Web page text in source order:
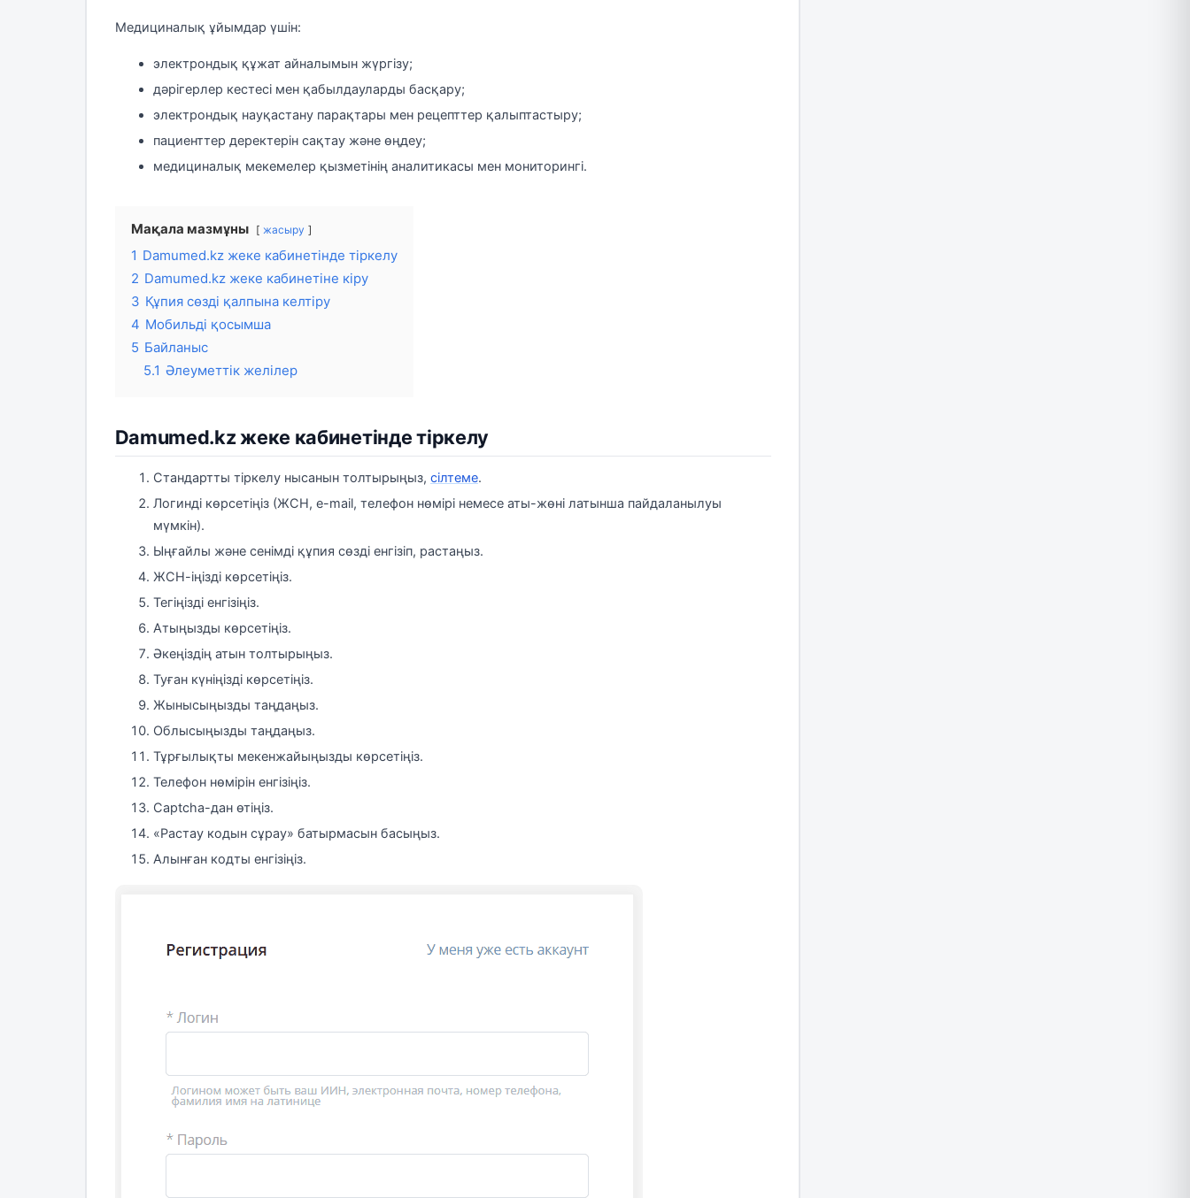
Медициналық ұйымдар үшін:
электрондық құжат айналымын жүргізу;
дәрігерлер кестесі мен қабылдауларды басқару;
электрондық науқастану парақтары мен рецепттер қалыптастыру;
пациенттер деректерін сақтау және өңдеу;
медициналық мекемелер қызметінің аналитикасы мен мониторингі.
Мақала мазмұны жасыру
1 Damumed.kz жеке кабинетінде тіркелу
2 Damumed.kz жеке кабинетіне кіру
3 Құпия сөзді қалпына келтіру
4 Мобильді қосымша
5 Байланыс
5.1 Әлеуметтік желілер
Damumed.kz жеке кабинетінде тіркелу
Стандартты тіркелу нысанын толтырыңыз, сілтеме.
Логинді көрсетіңіз (ЖСН, e-mail, телефон нөмірі немесе аты-жөні латынша пайдаланылуы
мүмкін).
Ыңғайлы және сенімді құпия сөзді енгізіп, растаңыз.
ЖСН-іңізді көрсетіңіз.
Тегіңізді енгізіңіз.
Атыңызды көрсетіңіз.
Әкеңіздің атын толтырыңыз.
Туған күніңізді көрсетіңіз.
Жынысыңызды таңдаңыз.
Облысыңызды таңдаңыз.
Тұрғылықты мекенжайыңызды көрсетіңіз.
Телефон нөмірін енгізіңіз.
Captcha-дан өтіңіз.
«Растау кодын сұрау» батырмасын басыңыз.
Алынған кодты енгізіңіз.